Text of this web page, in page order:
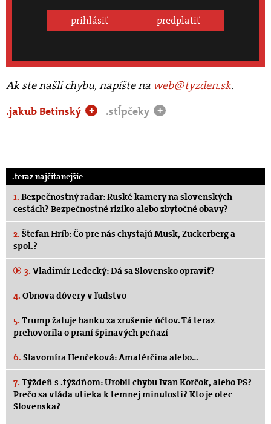
prihlásiť predplatiť
Ak ste našli chybu, napíšte na web@tyzden.sk.
.jakub Betinský
+ .stĺpčeky +
.teraz najčítanejšie
1. Bezpečnostný radar: Ruské kamery na slovenských
cestách? Bezpečnostné riziko alebo zbytočné obavy?
2. Štefan Hríb: Čo pre nás chystajú Musk, Zuckerberg a
spol.?
3. Vladimír Ledecký: Dá sa Slovensko opraviť?
4. Obnova dôvery v ľudstvo
5. Trump žaluje banku za zrušenie účtov. Tá teraz
prehovorila o praní špinavých peňazí
6. Slavomíra Henčeková: Amatérčina alebo…
7. Týždeň s .týždňom: Urobil chybu Ivan Korčok, alebo PS?
Prečo sa vláda utieka k temnej minulosti? Kto je otec
Slovenska?